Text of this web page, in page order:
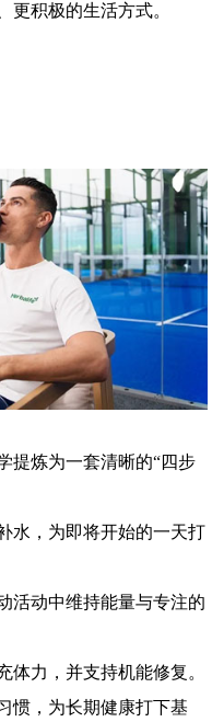
更积极的生活方式。
炼为一套清晰的“四步
，为即将开始的一天打
动中维持能量与专注的
力，并支持机能修复。
，为长期健康打下基